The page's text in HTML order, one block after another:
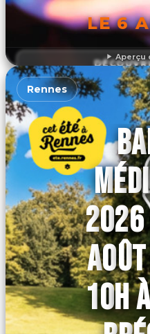
Aperçu
LE 6
Rennes
2026
10H